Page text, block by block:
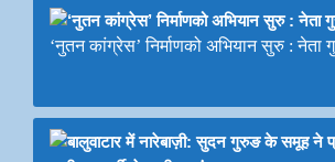
‘नुतन कांग्रेस’ निर्माणको अभियान सुरु : नेता